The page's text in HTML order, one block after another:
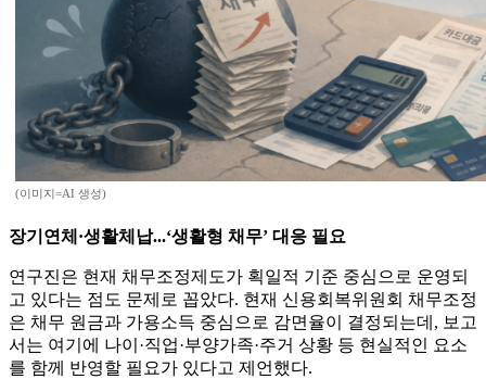
(이미지=AI 생성)
장기연체·생활체납...‘생활형 채무’ 대응 필요
연구진은 현재 채무조정제도가 획일적 기준 중심으로 운영되
고 있다는 점도 문제로 꼽았다. 현재 신용회복위원회 채무조정
은 채무 원금과 가용소득 중심으로 감면율이 결정되는데, 보고
서는 여기에 나이·직업·부양가족·주거 상황 등 현실적인 요소
를 함께 반영할 필요가 있다고 제언했다.